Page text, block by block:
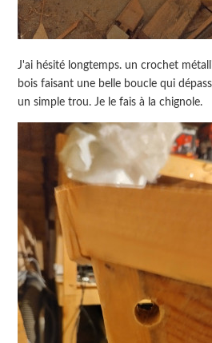
J'ai hésité longtemps. un crochet
bois faisant une belle boucle qui
un simple trou. Je le fais à la chignole.